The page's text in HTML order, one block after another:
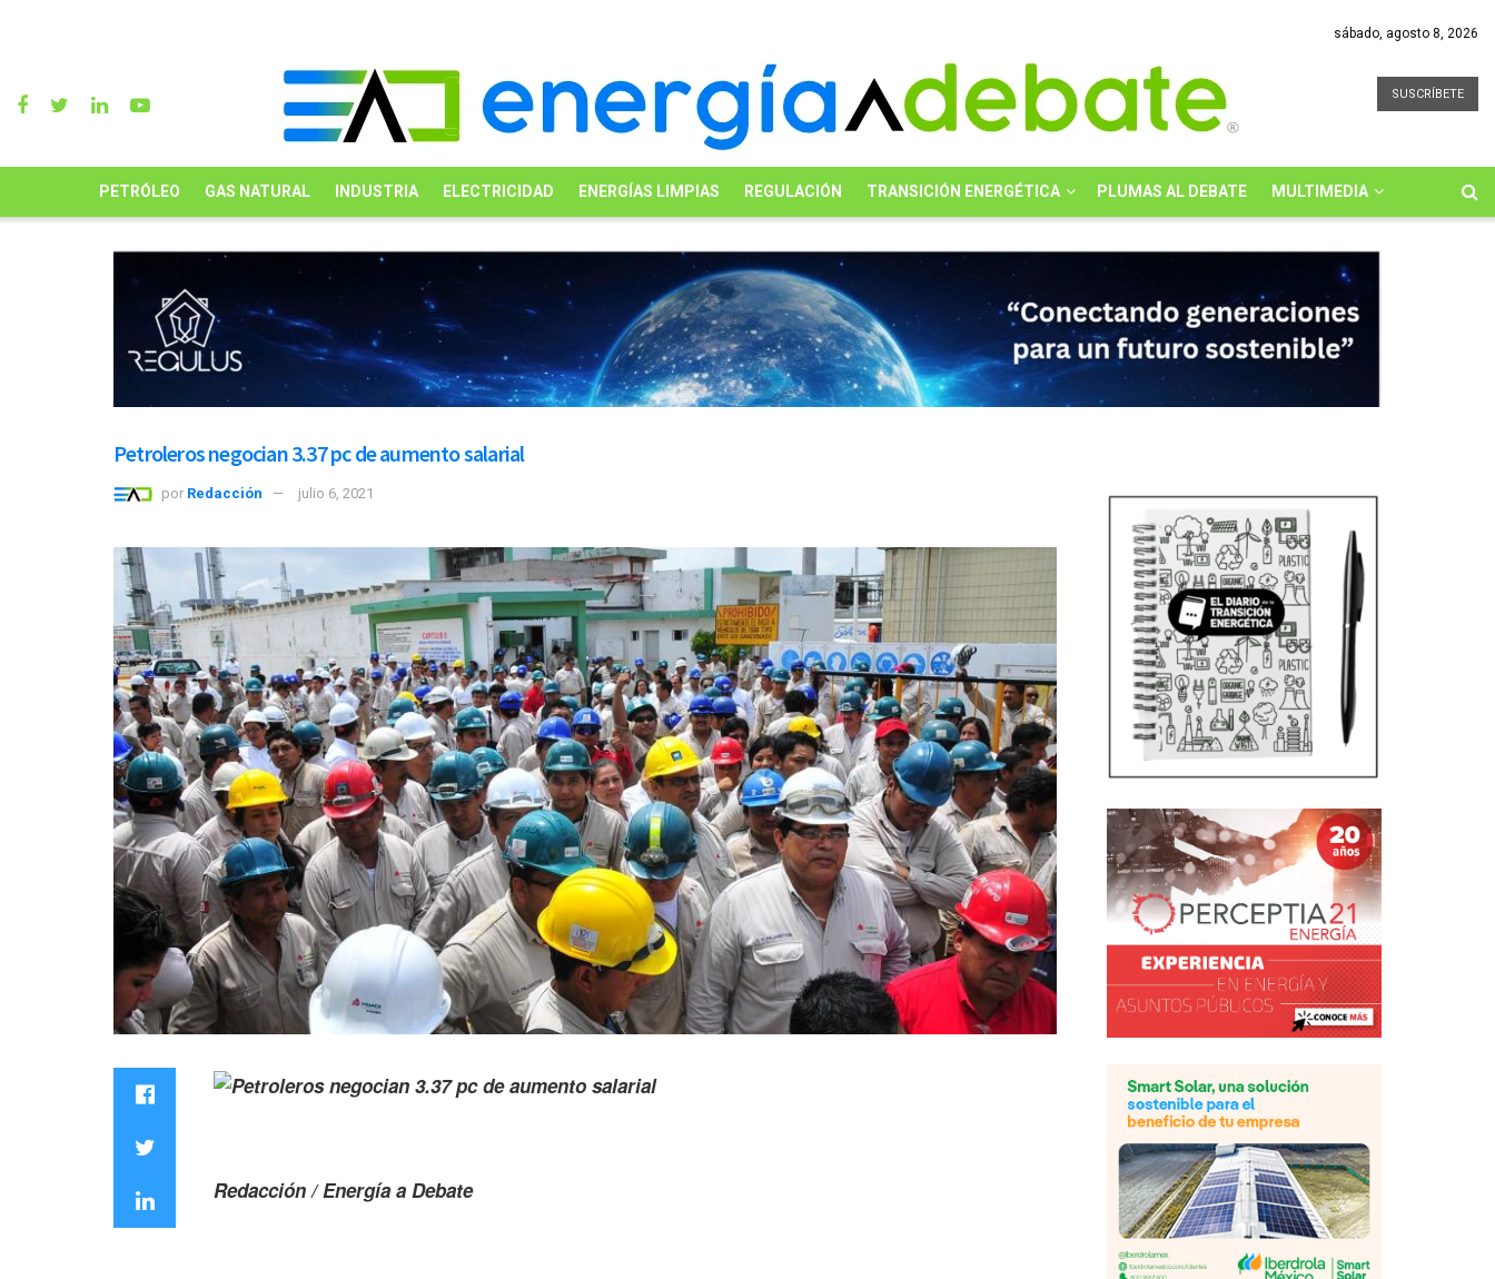
sábado, agosto 8, 2026
SUSCRÍBETE
PETRÓLEO GAS NATURAL INDUSTRIA ELECTRICIDAD ENERGÍAS LIMPIAS REGULACIÓN TRANSICIÓN ENERGÉTICA PLUMAS AL DEBATE MULTIMEDIA
Petroleros negocian 3.37 pc de aumento salarial
por Redacción julio 6, 2021
Redacción / Energía a Debate